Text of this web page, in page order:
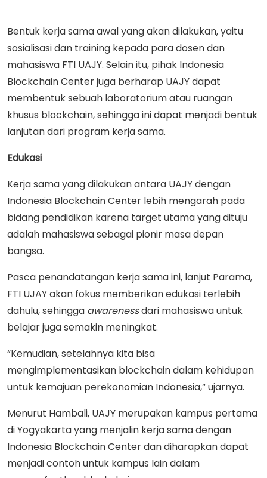
Bentuk kerja sama awal yang akan dilakukan, yaitu
sosialisasi dan training kepada para dosen dan
mahasiswa FTI UAJY. Selain itu, pihak Indonesia
Blockchain Center juga berharap UAJY dapat
membentuk sebuah laboratorium atau ruangan
khusus blockchain, sehingga ini dapat menjadi bentuk
lanjutan dari program kerja sama.
Edukasi
Kerja sama yang dilakukan antara UAJY dengan
Indonesia Blockchain Center lebih mengarah pada
bidang pendidikan karena target utama yang dituju
adalah mahasiswa sebagai pionir masa depan
bangsa.
Pasca penandatangan kerja sama ini, lanjut Parama,
FTI UJAY akan fokus memberikan edukasi terlebih
dahulu, sehingga awarenessdari mahasiswa untuk
belajar juga semakin meningkat.
“Kemudian, setelahnya kita bisa
mengimplementasikan blockchain dalam kehidupan
untuk kemajuan perekonomian Indonesia,” ujarnya.
Menurut Hambali, UAJY merupakan kampus pertama
di Yogyakarta yang menjalin kerja sama dengan
Indonesia Blockchain Center dan diharapkan dapat
menjadi contoh untuk kampus lain dalam